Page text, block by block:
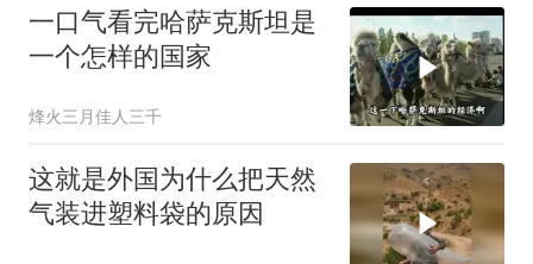
一口气看完哈萨克斯坦是
一个怎样的国家
烽火三月佳人三千
这就是外国为什么把天然
气装进塑料袋的原因